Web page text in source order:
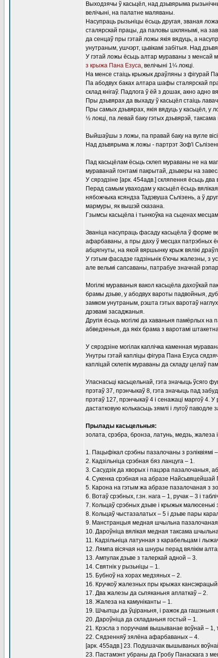
Выходзячы ў касьцёл, над дзьвярыма
велічыні, на палатне маляваны.
Насупраць рызьніцы ёсьць другая, званая
сталярскай працы, да паловы шклянымі, на
да сенцаў пры гэтай ложы якія вядуць, а
унутраным, ушчэрт, цьвікамі забітыя. Над
У гэтай ложы ёсьць алтар мураваны з менсай
з крыжа Пана Езуса, велічыні 1¼ локці.
На менсе стаіць крыжык драўляны з фігурай
Па абодвух баках алтара шафы сталярскай
склад кнігаў. Падлога ў ёй з дошак, акно адно
Пры дзьвярах да выхаду ў касьцёл стаіць
Пры самых дзьвярах, якія вядуць у касьцёл, у
½ локці, па левай баку гэтых дзьвярэй,
Выйшаўшы з ложы, па правай баку на вугле
Над дзьвярыма ж ложы - партрэт Зоф'і
Пад касьцёлам ёсьць склеп мураваны не на
мураванай гонтамі пакрытай, дзьверы на
У сярэдзіне [арк. 454адв.] скляпення ёсьць
Перад самым уваходам у касьцёл ёсьць
нябожчыка ксяндза Тадэвуша Сьлізень, а ў
мармуры, як вышэй сказана.
Гзымсы касьцёла і тынкоўка на сьценах
Званіца насупраць фасаду касьцёла ў форме
афарбаваны, а пры даху ў месцах патрэбных
абцягнуты, на якой вяршынку крыж вялікі
У гэтым фасадзе гадзіньнік б'ючы жалезны, з
але вельмі сапсаваны, патрабуе значнай
Могілкі мураваныя вакол касьцёла дахоўкай
брамы дзьве, у абодвух вароты падвойныя,
замком унутраным, рэшта гэтых варотаў
дрэвамі засаджаныя.
Другія ёсьць могілкі да хаваньня памёрлых
абведзеныя, да якіх брама з варотамі
У сярэдзіне могілак каплічка каменная
Унутры гэтай капліцы фігура Пана Езуса
капліцай склепік мураваны да складу целаў
Уласнасьці касьцельнай, гэта значыць ўсяго
прэтаў 37, прэнчыкаў 8, гэта значыць пад
прэтаў 127, прэнчыкаў 4 і сенажаці маргоў 4.
дастатковую колькасьць зямлі і лугоў паводле
Прылады касьцельныя:
золата, срэбра, бронза, латунь, медзь, жалеза і
1. Пацыфікал срэбны пазалочаны з рэліквіямі
2. Кадзільніца срэбная бяз ланцуга – 1.
3. Сасудзік да хворых і пацэра пазалочаныя,
4. Сукенка срэбная на абразе Найсьвяцейшай
5. Карона на гэтым жа абразе пазалочаная з
6. Вотаў срэбных, г.зн. нага – 1, ручак – 3 і
7. Кольцаў срэбных дзьве і крыжык малюсенькі
8. Кольцаў чыстазалатых – 5 і дзьве пары
9. Манстранцыя медная шчыльна
10. Дароўніца вялікая медная таксама
11. Кадзільніца латунная з карабельцам і
12. Лямпа вісячая на шнуры перад вялікім
13. Ампулак дзьве з талеркай адной – 3.
14. Святнік у рызьніцы – 1.
15. Бубноў на хорах медзяных – 2.
16. Кручкоў жалезных пры крыжах
17. Два жалезы да сьпяканьня аплаткаў – 2.
18. Жалеза на камуніканты – 1.
19. Шчыпцы да ўціраньня, і ражок да гашэньня
20. Дароўніца да складаньня гостый – 1.
21. Крэсла з поруччамі вышыванае воўнай –
22. Сядзенняў зялёна афарбаваных – 4.
[арк. 455адв.] 23. Подушачак вышываных
23. Пастамэнт убраны да Гробу Панаскага з